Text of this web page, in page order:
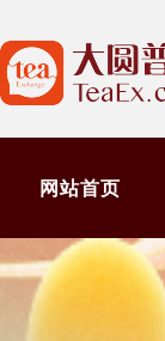
网站首页